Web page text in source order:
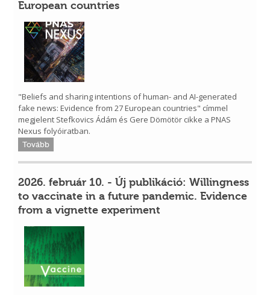
European countries
"Beliefs and sharing intentions of human- and AI-generated
fake news: Evidence from 27 European countries" címmel
megjelent Stefkovics Ádám és Gere Dömötör cikke a PNAS
Nexus folyóiratban.
Tovább
2026. február 10. - Új publikáció: Willingness
to vaccinate in a future pandemic. Evidence
from a vignette experiment